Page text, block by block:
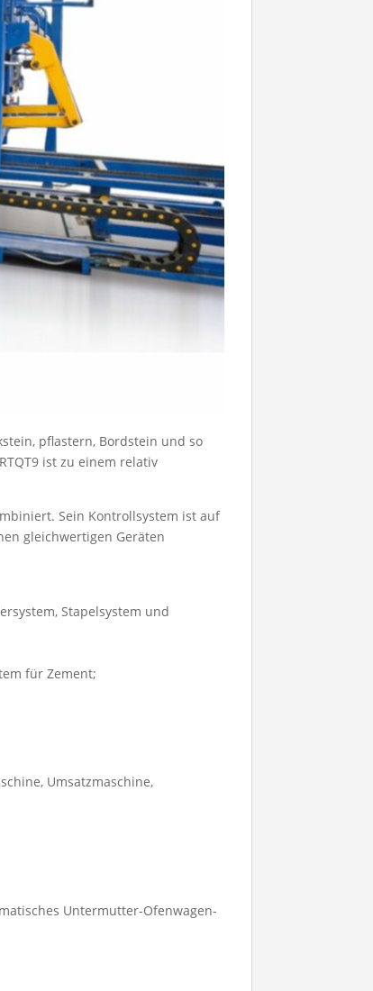
pflastern, Bordstein und so
ist zu einem relativ
Sein Kontrollsystem ist auf
gleichwertigen Geräten
Stapelsystem und
für Zement;
Umsatzmaschine,
Untermutter-Ofenwagen-